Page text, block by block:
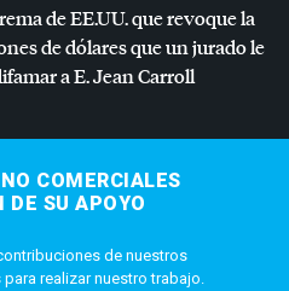
de EE.UU. que revoque la
de dólares que un jurado le
a E. Jean Carroll
COMERCIALES
DE SU APOYO
de nuestros
realizar nuestro trabajo.